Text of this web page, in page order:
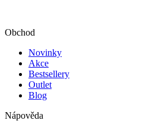
Obchod
Novinky
Akce
Bestsellery
Outlet
Blog
Nápověda